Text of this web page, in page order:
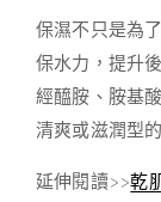
保濕不只是為
保水力，提升
經醯胺、胺基
清爽或滋潤型
延伸閱讀>>乾